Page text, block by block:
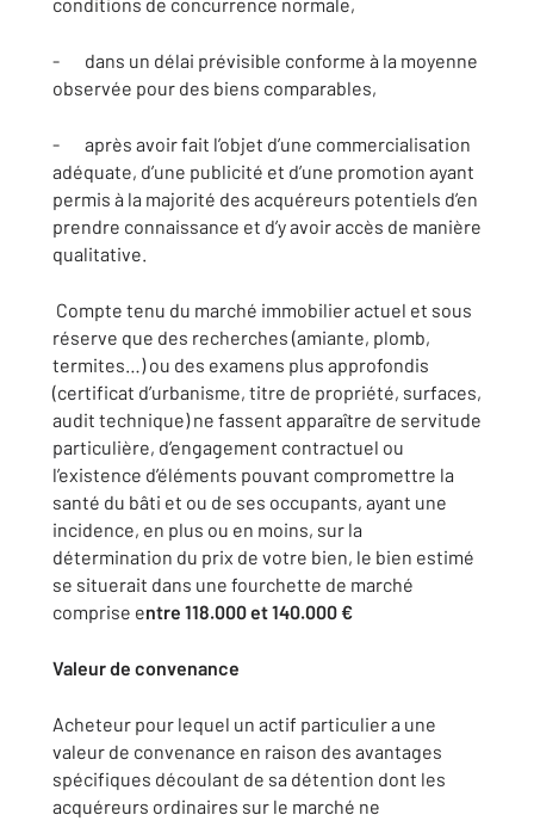
conditions de concurrence normale,
- dans un délai prévisible conforme à la moyenne
observée pour des biens comparables,
- après avoir fait l’objet d’une commercialisation
adéquate, d’une publicité et d’une promotion ayant
permis à la majorité des acquéreurs potentiels d’en
prendre connaissance et d’y avoir accès de manière
qualitative.
Compte tenu du marché immobilier actuel et sous
réserve que des recherches (amiante, plomb,
termites…) ou des examens plus approfondis
(certificat d’urbanisme, titre de propriété, surfaces,
audit technique) ne fassent apparaître de servitude
particulière, d’engagement contractuel ou
l’existence d’éléments pouvant compromettre la
santé du bâti et ou de ses occupants, ayant une
incidence, en plus ou en moins, sur la
détermination du prix de votre bien, le bien estimé
se situerait dans une fourchette de marché
comprise entre 118.000 et 140.000 €
Valeur de convenance
Acheteur pour lequel un actif particulier a une
valeur de convenance en raison des avantages
spécifiques découlant de sa détention dont les
acquéreurs ordinaires sur le marché ne